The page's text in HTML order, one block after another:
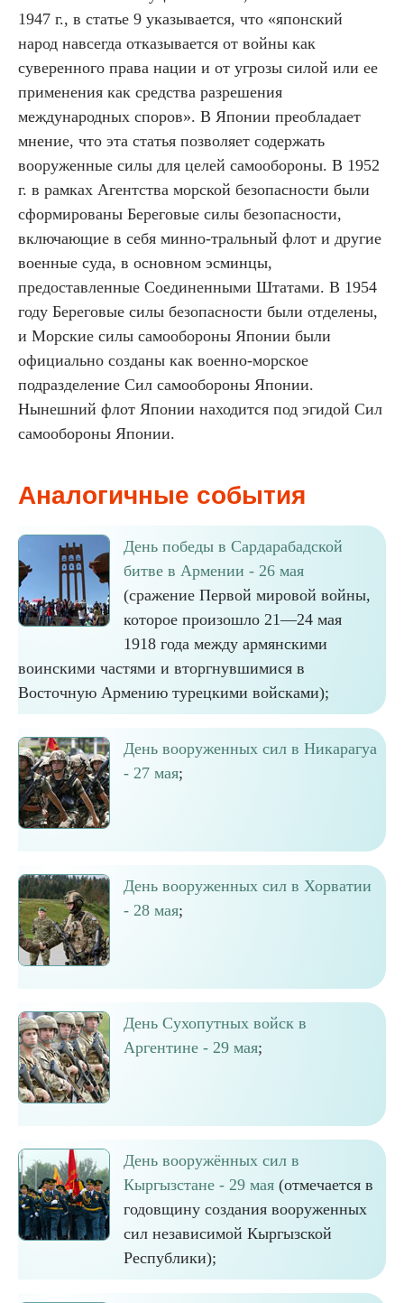
1947 г., в статье 9 указывается, что «японский
народ навсегда отказывается от войны как
суверенного права нации и от угрозы силой или ее
применения как средства разрешения
международных споров». В Японии преобладает
мнение, что эта статья позволяет содержать
вооруженные силы для целей самообороны. В 1952
г. в рамках Агентства морской безопасности были
сформированы Береговые силы безопасности,
включающие в себя минно-тральный флот и другие
военные суда, в основном эсминцы,
предоставленные Соединенными Штатами. В 1954
году Береговые силы безопасности были отделены,
и Морские силы самообороны Японии были
официально созданы как военно-морское
подразделение Сил самообороны Японии.
Нынешний флот Японии находится под эгидой Сил
самообороны Японии.
Аналогичные события
День победы в Сардарабадской
битве в Армении - 26 мая
(сражение Первой мировой войны,
которое произошло 21—24 мая
1918 года между армянскими
воинскими частями и вторгнувшимися в
Восточную Армению турецкими войсками);
День вооруженных сил в Никарагуа
- 27 мая;
День вооруженных сил в Хорватии
- 28 мая;
День Сухопутных войск в
Аргентине - 29 мая;
День вооружённых сил в
Кыргызстане - 29 мая (отмечается в
годовщину создания вооруженных
сил независимой Кыргызской
Республики);